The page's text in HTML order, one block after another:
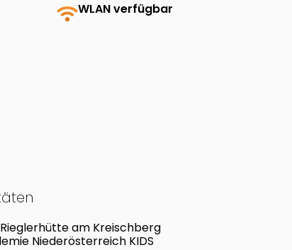
wifiWLAN verfügbar
am Kreischberg
Niederösterreich KIDS